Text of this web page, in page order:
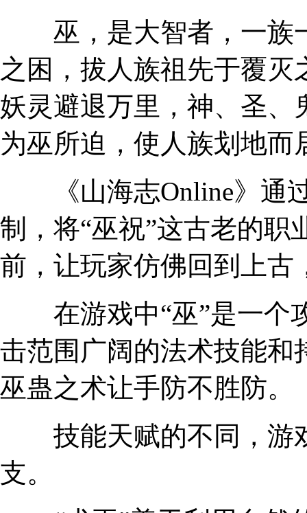
巫，是大智者，一族
之困，拔人族祖先于覆
妖灵避退万里，神、圣、
为巫所迫，使人族划地而
《山海志Online》通过
制，将“巫祝”这古老的职
前，让玩家仿佛回到上古
在游戏中“巫”是一个
击范围广阔的法术技能和
巫蛊之术让手防不胜防。
技能天赋的不同，游戏
支。